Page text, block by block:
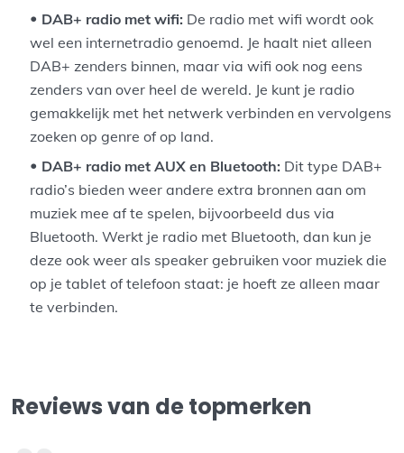
DAB+ radio met wifi: De radio met wifi wordt ook
wel een internetradio genoemd. Je haalt niet alleen
DAB+ zenders binnen, maar via wifi ook nog eens
zenders van over heel de wereld. Je kunt je radio
gemakkelijk met het netwerk verbinden en vervolgens
zoeken op genre of op land.
DAB+ radio met AUX en Bluetooth: Dit type DAB+
radio’s bieden weer andere extra bronnen aan om
muziek mee af te spelen, bijvoorbeeld dus via
Bluetooth. Werkt je radio met Bluetooth, dan kun je
deze ook weer als speaker gebruiken voor muziek die
op je tablet of telefoon staat: je hoeft ze alleen maar
te verbinden.
Reviews van de topmerken